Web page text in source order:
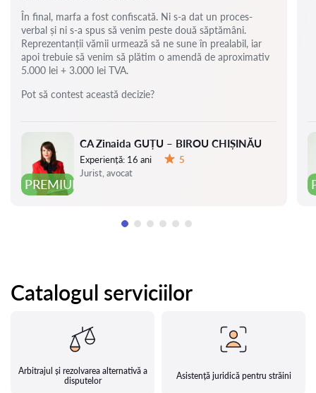
PREMIUM
CA Zinaida GUȚU – BIROU CHIȘINĂU
Experiență: 16 ani
5
Jurist, avocat
În final, marfa a fost confiscată. Ni s-a dat un proces-
verbal și ni s-a spus să venim peste două săptămâni.
Reprezentanții vămii urmează să ne sune în prealabil, iar
apoi trebuie să venim să plătim o amendă de aproximativ
5.000 lei + 3.000 lei TVA.
Pot să contest această decizie?
Catalogul serviciilor
Arbitrajul și rezolvarea alternativă a
disputelor
Asistență juridică pentru străini